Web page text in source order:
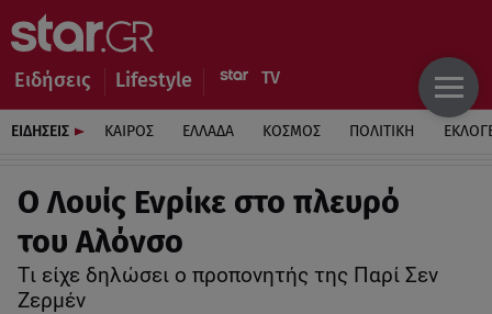
Ειδήσεις Lifestyle
ΕΙΔΗΣΕΙΣ ΚΑΙΡΟΣ ΕΛΛΑΔΑ ΚΟΣΜΟΣ ΠΟΛΙΤΙΚΗ
O Λουίς Ενρίκε στο πλευρό
του Αλόνσο
Tι είχε δηλώσει ο προπονητής της Παρί Σεν
Ζερμέν